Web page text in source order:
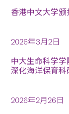
香港中文大学
2026年3月2日
中大生命科学
深化海洋保育
2026年2月26日